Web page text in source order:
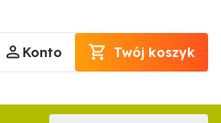
Konto Twój koszyk